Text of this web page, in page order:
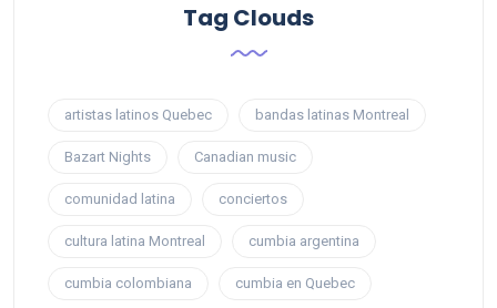
Tag Clouds
artistas latinos Quebec bandas latinas Montreal
Bazart Nights Canadian music
comunidad latina conciertos
cultura latina Montreal cumbia argentina
cumbia colombiana cumbia en Quebec